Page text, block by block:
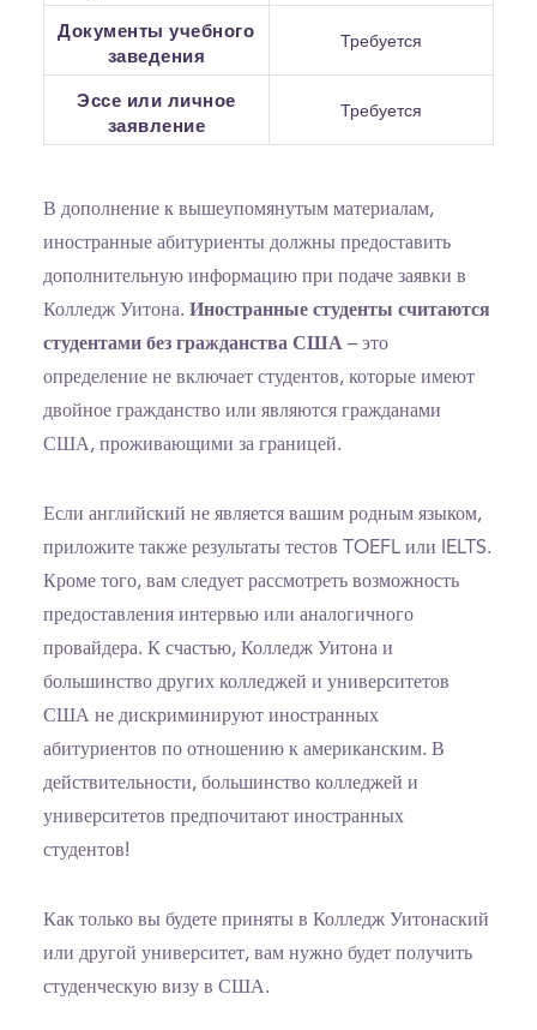
Документы учебного
заведения
Требуется
Эссе или личное
заявление
Требуется
В дополнение к вышеупомянутым материалам,
иностранные абитуриенты должны предоставить
дополнительную информацию при подаче заявки в
Колледж Уитона. Иностранные студенты считаются
студентами без гражданства США – это
определение не включает студентов, которые имеют
двойное гражданство или являются гражданами
США, проживающими за границей.
Если английский не является вашим родным языком,
приложите также результаты тестов TOEFL или IELTS.
Кроме того, вам следует рассмотреть возможность
предоставления интервью или аналогичного
провайдера. К счастью, Колледж Уитона и
большинство других колледжей и университетов
США не дискриминируют иностранных
абитуриентов по отношению к американским. В
действительности, большинство колледжей и
университетов предпочитают иностранных
студентов!
Как только вы будете приняты в Колледж Уитонаский
или другой университет, вам нужно будет получить
студенческую визу в США.